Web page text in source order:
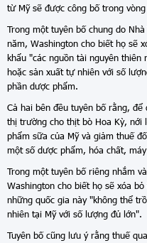
từ Mỹ sẽ được công bố trong
Trong một tuyên bố chung do
năm, Washington cho biết họ sẽ
khẩu "các nguồn tài nguyên
hoặc sản xuất tự nhiên với số
phần dược phẩm.
Cả hai bên đều tuyên bố rằng,
thị trường cho thịt bò Hoa Kỳ, nới
phẩm sữa của Mỹ và giảm thuế
một số dược phẩm, hóa chất,
Trong một tuyên bố riêng nhắm
Washington cho biết họ sẽ xóa
những quốc gia này "không thể
nhiên tại Mỹ với số lượng đủ lớn".
Tuyên bố cũng lưu ý rằng thuế